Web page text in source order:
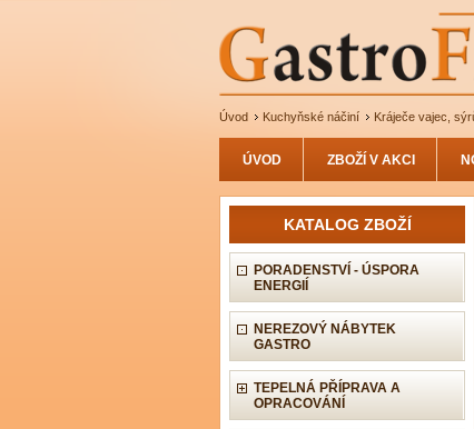
Úvod Kuchyňské náčiní Kráječe vajec,
ÚVOD ZBOŽÍ V AKCI
KATALOG ZBOŽÍ
PORADENSTVÍ - ÚSPORA
ENERGIÍ
NEREZOVÝ NÁBYTEK
GASTRO
TEPELNÁ PŘÍPRAVA A
OPRACOVÁNÍ